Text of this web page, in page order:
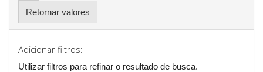
Retornar valores
Adicionar filtros:
Utilizar filtros para refinar o resultado de busca.